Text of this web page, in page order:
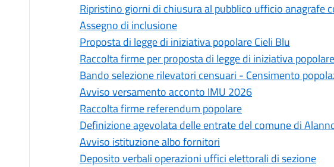
Ripristino giorni di chiusura al pubblico ufficio anagrafe
Assegno di inclusione
Proposta di legge di iniziativa popolare Cieli Blu
Raccolta firme per proposta di legge di iniziativa popolare
Bando selezione rilevatori censuari - Censimento
Avviso versamento acconto IMU 2026
Raccolta firme referendum popolare
Definizione agevolata delle entrate del comune di
Avviso istituzione albo fornitori
Deposito verbali operazioni uffici elettorali di sezione